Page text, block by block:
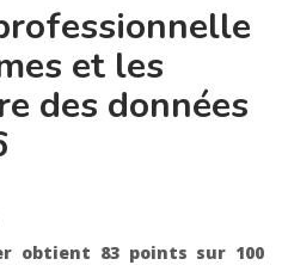
et les
des données
obtient 83 points sur 100